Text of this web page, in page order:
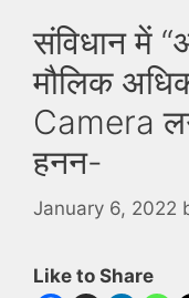
संविधान में
मौलिक
Camera
हनन-
January 6, 2022
Like to Share